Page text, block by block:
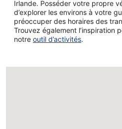
Irlande. Posséder votre propre
d’explorer les environs à votre
préoccuper des horaires des
Trouvez également l’inspiration
notre outil d’activités.